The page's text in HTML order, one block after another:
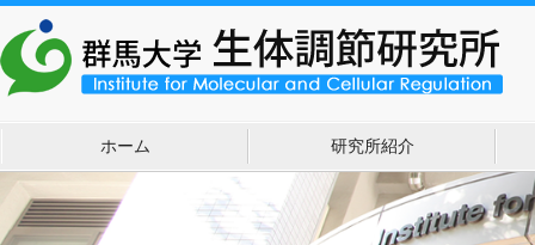
ホーム 研究所紹介